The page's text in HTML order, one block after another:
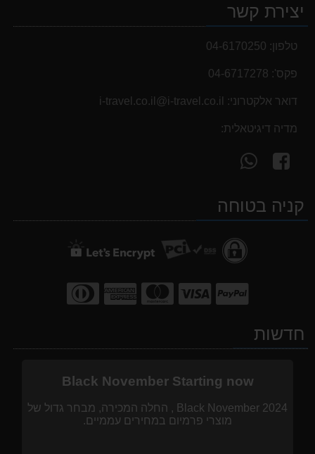
יצירת קשר
טלפון: 04-6170250
פקס': 04-6717278
דואר אלקטרוני: i-travel.co.il@i-travel.co.il
מדיה דיגיטאלית:
עקוב
אחרינו
facebook
WhatsAppקניה בטוחה
חדשות
Black November Starting now
Black November 2024 , החלה המכירה, מבחר גדול של
מוצרי פרמיום במחירים עממיים.